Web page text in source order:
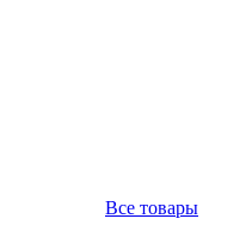
Все товары